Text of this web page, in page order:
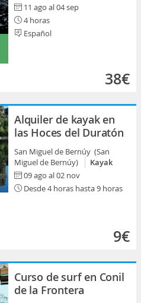
11 ago al 04 sep
4 horas
Español
38€
Alquiler de kayak en
las Hoces del Duratón
San Miguel de Bernúy (San
Miguel de Bernúy)
Kayak
09 ago al 02 nov
Desde 4 horas hasta 9 horas
9€
Curso de surf en Conil
de la Frontera